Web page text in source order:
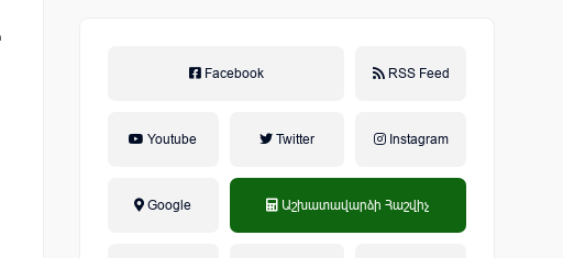
Facebook RSS Feed
Youtube Twitter Instagram
Google Աշխատավարձի Հաշվիչ